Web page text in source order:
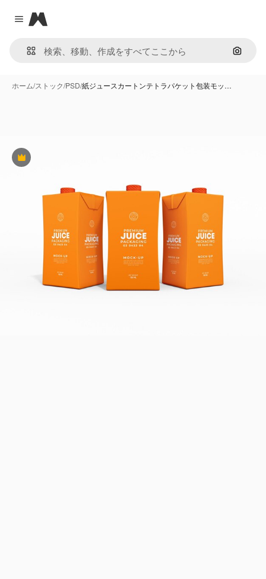
Close menu
Magnific
画像で
ホーム/ストック/PSD/紙ジュースカートンテトラパケット包装モッ…
Premium